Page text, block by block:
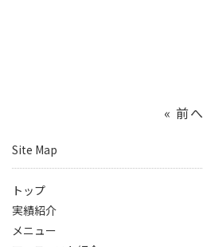
« 前へ
Site Map
トップ
実績紹介
メニュー